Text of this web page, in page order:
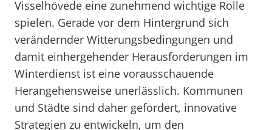
Visselhövede eine zunehmend wichtige Rolle
spielen. Gerade vor dem Hintergrund sich
verändernder Witterungsbedingungen und
damit einhergehender Herausforderungen im
Winterdienst ist eine vorausschauende
Herangehensweise unerlässlich. Kommunen
und Städte sind daher gefordert, innovative
Strategien zu entwickeln, um den